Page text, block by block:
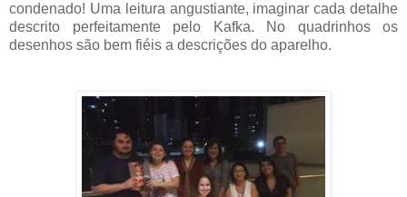
condenado! Uma leitura angustiante, imaginar cada detalhe
descrito perfeitamente pelo Kafka. No quadrinhos os
desenhos são bem fiéis a descrições do aparelho.